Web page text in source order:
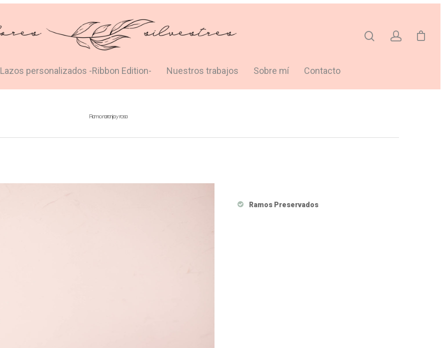
Lazos personalizados -Ribbon Edition- Nuestros trabajos Sobre mí Contacto
Ramo naranja y rosa
Ramos Preservados